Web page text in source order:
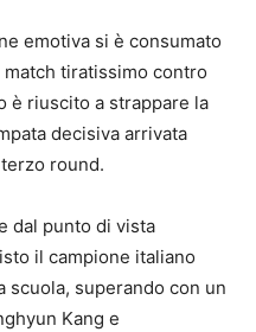
emotiva si è consumato
tiratissimo contro
è riuscito a strappare la
decisiva arrivata
round.
dal punto di vista
il campione italiano
scuola, superando con un
Kang e